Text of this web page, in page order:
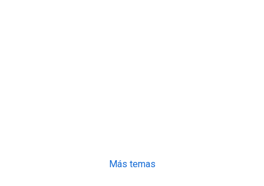
Más temas